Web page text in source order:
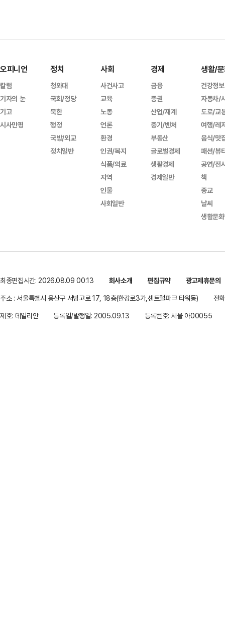
오피니언
칼럼
기자의 눈
기고
시사만평
정치
청와대
국회/정당
북한
행정
국방/외교
정치일반
사회
사건사고
교육
노동
언론
환경
인권/복지
식품/의료
지역
인물
사회일반
경제
금융
증권
산업/재계
중기/벤처
부동산
글로벌경제
생활경제
경제일반
생활/
건강정보
자동차/
도로/교
여행/레
음식/맛
패션/뷰
공연/전
책
종교
날씨
생활문
최종편집시간: 2026.08.09 00:13 회사소개 편집규약
광고제휴문의
주소 : 서울특별시 용산구 서빙고로 17, 18층(한강로3가,센트럴파크 타워동)
전
제호: 데일리안
등록일/발행일: 2005.09.13 등록번호: 서울 아00055